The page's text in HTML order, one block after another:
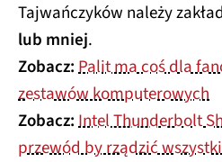
Tajwańczyków należy
lub mniej.
Zobacz:Palit ma coś dla
zestawów komputerowych
Zobacz:Intel Thunderbolt
przewód by rządzić